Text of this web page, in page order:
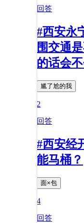
回答
#西安永
围交通
的话会
尴了尬的我
2
回答
#西安经
能马桶？
面×包
4
回答